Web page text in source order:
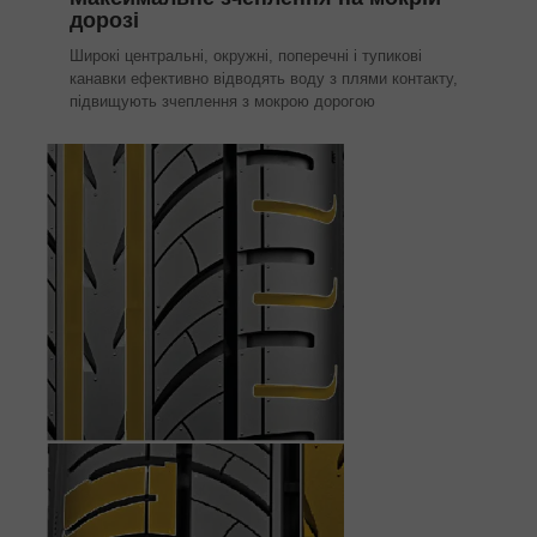
дорозі
Широкі центральні, окружні, поперечні і тупикові
канавки ефективно відводять воду з плями контакту,
підвищують зчеплення з мокрою дорогою